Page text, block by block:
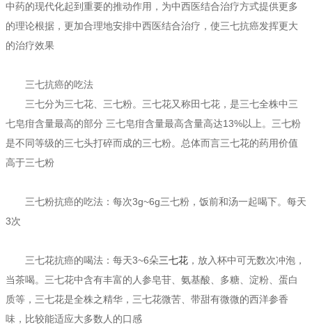
中药的现代化起到重要的推动作用，为中西医结合治疗方式提供更多
的理论根据，更加合理地安排中西医结合治疗，使三七抗癌发挥更大
的治疗效果
三七抗癌的吃法
三七分为三七花、三七粉。三七花又称田七花，是三七全株中三
七皂疳含量最高的部分 三七皂疳含量最高含量高达13%以上。三七粉
是不同等级的三七头打碎而成的三七粉。总体而言三七花的药用价值
高于三七粉
三七粉抗癌的吃法：每次3g~6g三七粉，饭前和汤一起喝下。每天
3次
三七花抗癌的喝法：每天3~6朵三七花 ，放入杯中可无数次冲泡，
当茶喝。三七花中含有丰富的人参皂苷、氨基酸、多糖、淀粉、蛋白
质等，三七花是全株之精华，三七花微苦、带甜有微微的西洋参香
味，比较能适应大多数人的口感